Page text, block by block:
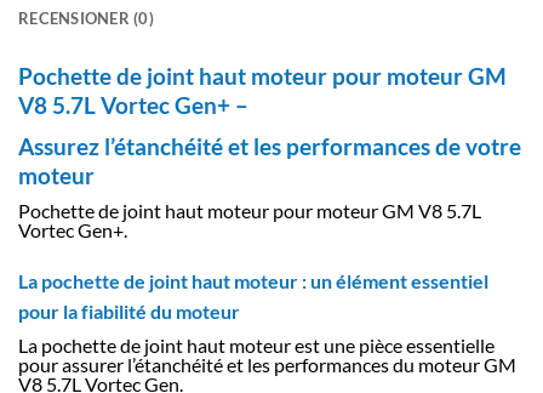
RECENSIONER (0)
Pochette de joint haut moteur pour moteur GM
V8 5.7L Vortec Gen+ –
Assurez l’étanchéité et les performances de votre
moteur
Pochette de joint haut moteur pour moteur GM V8 5.7L
Vortec Gen+.
La pochette de joint haut moteur : un élément essentiel
pour la fiabilité du moteur
La pochette de joint haut moteur est une pièce essentielle
pour assurer l’étanchéité et les performances du moteur GM
V8 5.7L Vortec Gen.